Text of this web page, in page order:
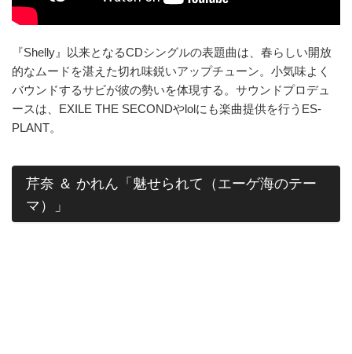
『Shelly』以来となるCDシングルの表題曲は、春らしい開放
的なムードを湛えた切れ味鋭いアップチューン。小気味よく
バウンドするサビが彼の勢いを体現する。サウンドプロデュ
ースは、EXILE THE SECONDやlolにも楽曲提供を行うES-
PLANT。
芹奈 ＆ かれん「魅せられて（エーゲ海のテー
マ）」